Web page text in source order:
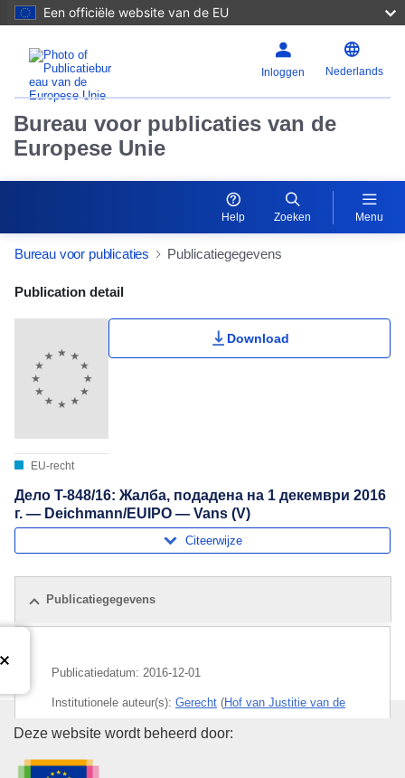
Een officiële website van de EU
Inloggen Nederlands
Bureau voor publicaties van de
Europese Unie
Help Zoeken Menu
Bureau voor publicaties Publicatiegegevens
Publication Detail Actions Portlet
Publication detail
EU-recht
Download
Дело T-848/16: Жалба, подадена на 1 декември 2016
г. — Deichmann/EUIPO — Vans (V)
Citeerwijze
Publicatiegegevens
Publicatiedatum: 2016-12-01
Institutionele auteur(s): Gerecht (Hof van Justitie van de
Europese Unie
Onderwerp:
Bureau voor publicaties van de
Deze website wordt beheerd door: